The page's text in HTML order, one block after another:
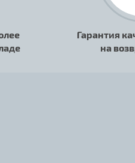
Гарантия
на